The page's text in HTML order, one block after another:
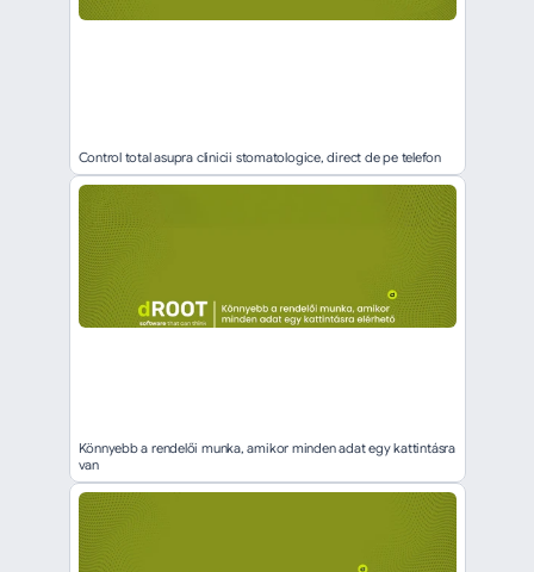
Control total asupra clinicii stomatologice, direct de pe telefon
Könnyebb a rendelői munka, amikor minden adat egy kattintásra
van